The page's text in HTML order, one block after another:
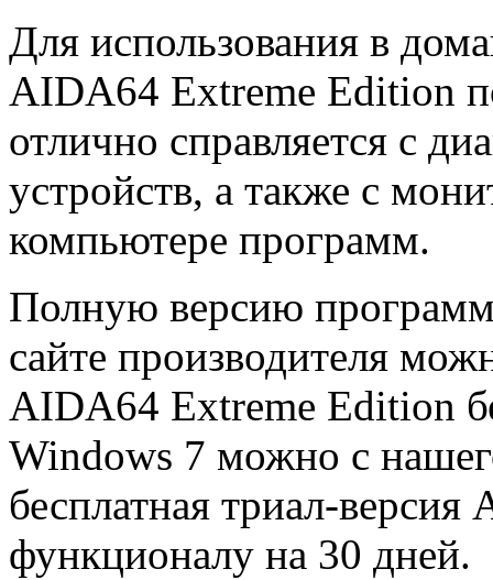
Для использования в
AIDA64 Extreme Edition
отлично справляется с
устройств, а также с
компьютере программ.
Полную версию
сайте производителя
AIDA64 Extreme Edition
Windows 7 можно с
бесплатная триал-
функционалу на 30 дней.